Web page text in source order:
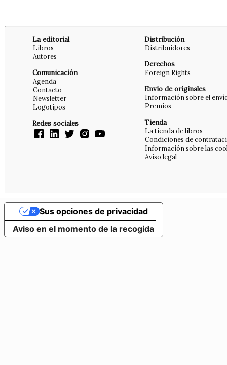
La editorial
Libros
Autores
Comunicación
Agenda
Contacto
Newsletter
Logotipos
Redes sociales
Distribución
Distribuidores
Derechos
Foreign Rights
Envío de originales
Información sobre el
Premios
Tienda
La tienda de libros
Condiciones de
Información sobre las
Aviso legal
Aviso en el momento de la recogida
Sus opciones de privacidad